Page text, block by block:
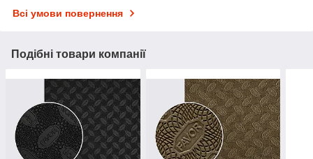
Всі умови повернення
Подібні товари компанії